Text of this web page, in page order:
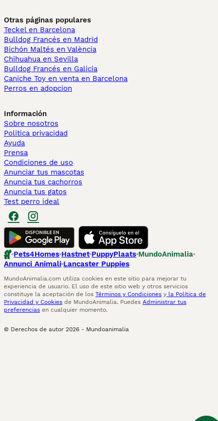
Otras páginas populares
Teckel en Barcelona
Bulldog Francés en Madrid
Bichón Maltés en València
Chihuahua en Sevilla
Bulldog Francés en Galicia
Caniche Toy en venta en Barcelona
Perros en adopcion
Información
Sobre nosotros
Politica privacidad
Ayuda
Prensa
Condiciones de uso
Anunciar tus mascotas
Anuncia tus cachorros
Anuncia tus gatos
Test perro ideal
Pets4Homes Hastnet PuppyPlaats MundoAnimalia
Annunci Animali Lancaster Puppies
MundoAnimalia.com utiliza cookies en este sitio para mejorar tu
experiencia de usuario. El uso de este sitio web y otros servicios
constituye la aceptación de los Términos y Condiciones y la Política de
Privacidad y Cookies de MundoAnimalia. Puedes Administrar tus
preferencias en cualquier momento.
© Derechos de autor 2026 - Mundoanimalia